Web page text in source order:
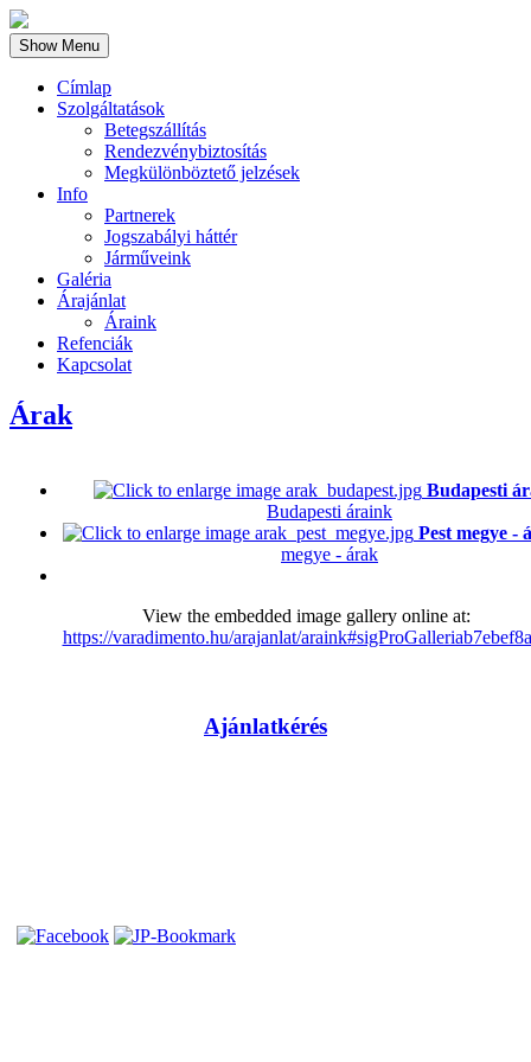
Show Menu
Címlap
Szolgáltatások
Betegszállítás
Rendezvénybiztosítás
Megkülönböztető jelzések
Info
Partnerek
Jogszabályi háttér
Járműveink
Galéria
Árajánlat
Áraink
Refenciák
Kapcsolat
Árak
Budapesti
Budapesti áraink
Pest megye -
megye - árak
View the embedded image gallery online at:
https://varadimento.hu/arajanlat/
Ajánlatkérés